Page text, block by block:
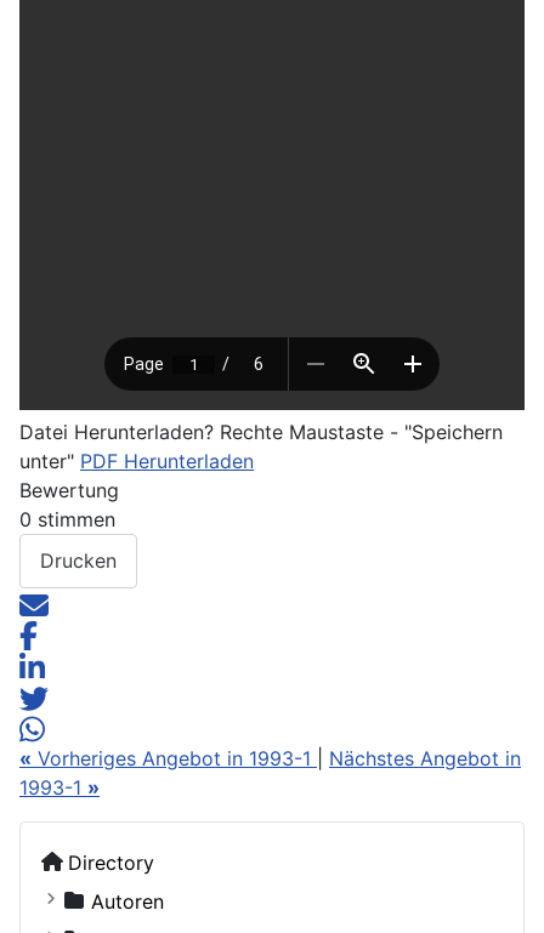
Directory
Autoren
Datei Herunterladen? Rechte Maustaste - "Speichern
unter" PDF Herunterladen
Bewertung
0 stimmen
Drucken
« Vorheriges Angebot in 1993-1
Nächstes Angebot in
1993-1 »